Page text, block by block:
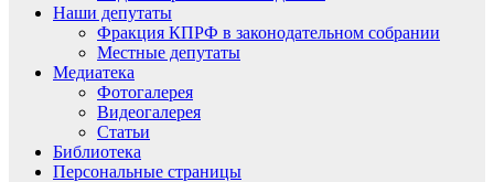
Наши депутаты
Фракция КПРФ в законодательном собрании
Местные депутаты
Медиатека
Фотогалерея
Видеогалерея
Статьи
Библиотека
Персональные страницы